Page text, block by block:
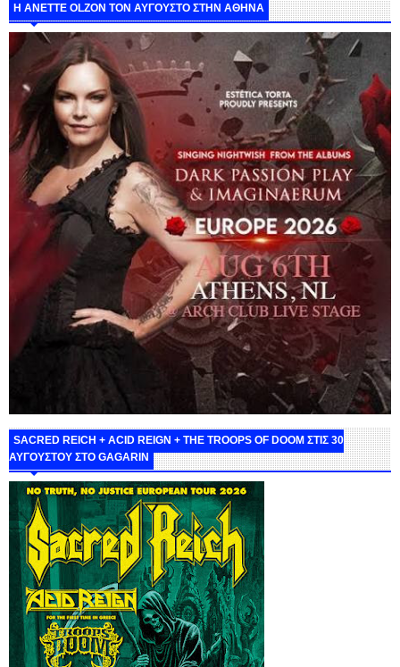
Η ANETTE OLZON ΤΟΝ ΑΥΓΟΥΣΤΟ ΣΤΗΝ ΑΘΗΝΑ
SACRED REICH + ACID REIGN + THE TROOPS OF DOOM ΣΤΙΣ 30
ΑΥΓΟΥΣΤΟΥ ΣΤΟ GAGARIN